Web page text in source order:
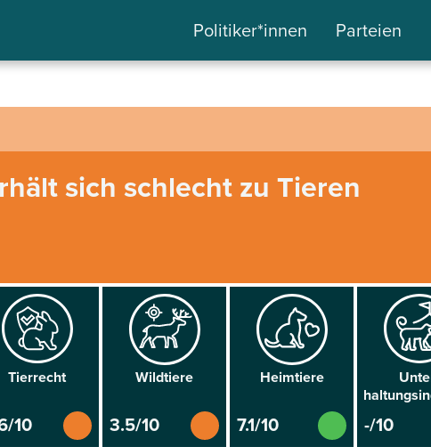
Politiker*innen Parteien
sich schlecht zu Tieren
Tier­recht
10
Wild­tiere
3.5/10
Heim­tiere
7.1/10 -/10